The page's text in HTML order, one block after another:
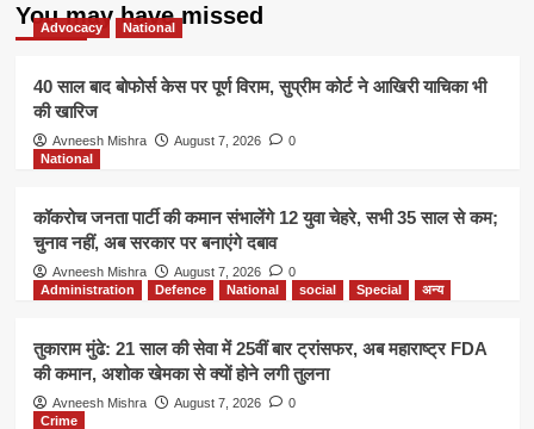
You may have missed
Advocacy National
40 साल बाद बोफोर्स केस पर पूर्ण विराम, सुप्रीम कोर्ट ने आखिरी याचिका भी
की खारिज
Avneesh Mishra August 7, 2026
0
National
कॉकरोच जनता पार्टी की कमान संभालेंगे 12 युवा चेहरे, सभी 35 साल से कम;
चुनाव नहीं, अब सरकार पर बनाएंगे दबाव
Avneesh Mishra August 7, 2026
0
Administration
Defence National social Special अन्य
तुकाराम मुंढे: 21 साल की सेवा में 25वीं बार ट्रांसफर, अब महाराष्ट्र FDA
की कमान, अशोक खेमका से क्यों होने लगी तुलना
Avneesh Mishra August 7, 2026
0
Crime